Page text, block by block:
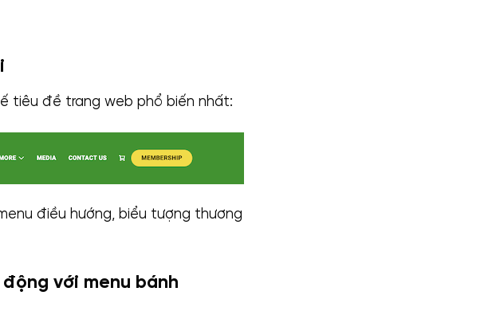
tiêu đề trang web phổ biến nhất:
điều hướng, biểu tượng thương
với menu bánh